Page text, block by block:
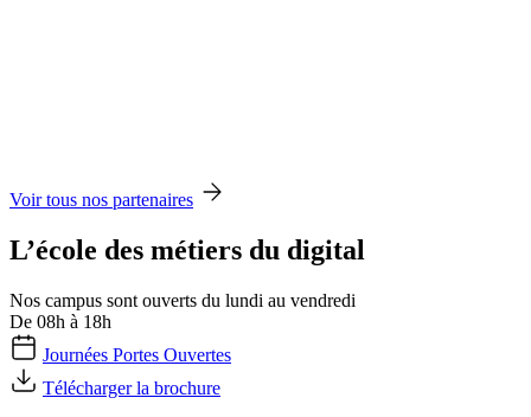
Voir tous nos partenaires
L’école des métiers du digital
Nos campus sont ouverts du lundi au vendredi
De 08h à 18h
Journées Portes Ouvertes
Télécharger la brochure